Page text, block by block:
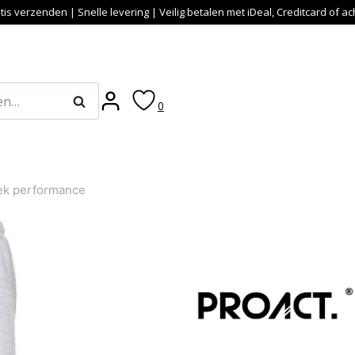
verzenden | Snelle levering | Veilig betalen met iDeal, Creditcard of
Zoeken 0
performance